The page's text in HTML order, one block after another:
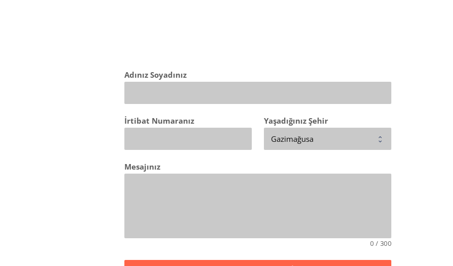
Adınız Soyadınız
İrtibat Numaranız Yaşadığınız Şehir
Mesajınız
0 / 300